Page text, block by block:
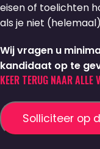
eisen of toelichten
als je niet
Wij vragen u
kandidaat op te
KEER TERUG NAAR ALLE